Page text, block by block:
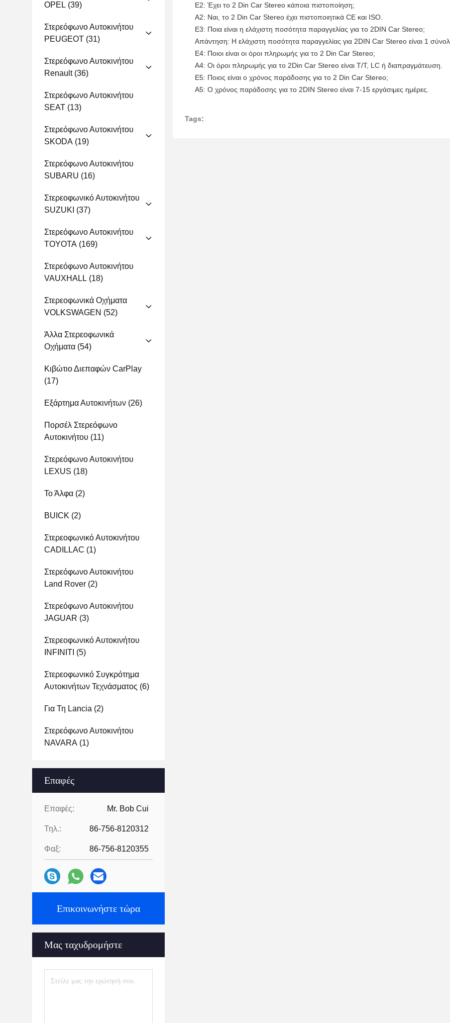
OPEL (39)
Στερεόφωνο Αυτοκινήτου
PEUGEOT (31)
Στερεόφωνο Αυτοκινήτου
Renault(36)
Στερεόφωνο Αυτοκινήτου
SEAT (13)
Στερεόφωνο Αυτοκινήτου
SKODA (19)
Στερεόφωνο Αυτοκινήτου
SUBARU (16)
Στερεοφωνικό Αυτοκινήτου
SUZUKI (37)
Στερεόφωνο Αυτοκινήτου
TOYOTA (169)
Στερεόφωνο Αυτοκινήτου
VAUXHALL (18)
Στερεοφωνικά Οχήματα
VOLKSWAGEN (52)
Άλλα Στερεοφωνικά
Οχήματα (54)
Κιβώτιο Διεπαφών CarPlay
(17)
Εξάρτημα Αυτοκινήτων (26)
Πορσέλ Στερεόφωνο
Αυτοκινήτου (11)
Στερεόφωνο Αυτοκινήτου
LEXUS (18)
Το Άλφα (2)
BUICK (2)
Στερεοφωνικό Αυτοκινήτου
CADILLAC (1)
Στερεόφωνο Αυτοκινήτου
Land Rover (2)
Στερεόφωνο Αυτοκινήτου
JAGUAR (3)
Στερεοφωνικό Αυτοκινήτου
INFINITI (5)
Στερεοφωνικό Συγκρότημα
Αυτοκινήτων Τεχνάσματος (6)
Για Τη Lancia (2)
Στερεόφωνο Αυτοκινήτου
NAVARA (1)
Επαφές
Επαφές: Mr. Bob Cui
Τηλ.: 86-756-8120312
Φαξ: 86-756-8120355
Επικοινωνήστε τώρα
Μας ταχυδρομήστε
Ε2: Έχει το 2 Din Car Stereo κάποια πιστοποίηση;
Α2: Ναι, το 2 Din Car Stereo έχει πιστοποιητικά CE και ISO.
Ε3: Ποια είναι η ελάχιστη ποσότητα παραγγελίας για το 2DIN Car Stereo;
Απάντηση: Η ελάχιστη ποσότητα παραγγελίας για 2DIN Car Stereo είναι 1
Ε4: Ποιοι είναι οι όροι πληρωμής για το 2 Din Car Stereo;
Α4: Οι όροι πληρωμής για το 2Din Car Stereo είναι T/T, LC ή διαπραγμάτευση.
Ε5: Ποιος είναι ο χρόνος παράδοσης για το 2 Din Car Stereo;
Α5: Ο χρόνος παράδοσης για το 2DIN Stereo είναι 7-15 εργάσιμες ημέρες.
Tags: